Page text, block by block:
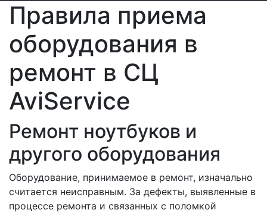
Правила приема
оборудования в
ремонт в СЦ
AviService
Ремонт ноутбуков и
другого оборудования
Оборудование, принимаемое в ремонт, изначально
считается неисправным. За дефекты, выявленные в
процессе ремонта и связанных с поломкой